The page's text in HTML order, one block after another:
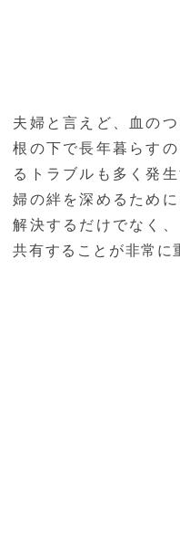
夫婦と言えど、血の
根の下で長年暮らす
るトラブルも多く発
婦の絆を深めるため
解決するだけでなく
共有することが非常に